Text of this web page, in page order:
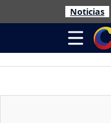
Noticias